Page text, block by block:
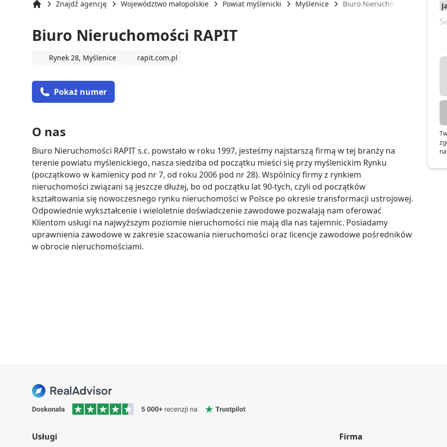
Znajdź agencję Województwo małopolskie Powiat myślenicki Myślenice Biuro Nieruchomości RAPIT
Biuro Nieruchomości RAPIT
Rynek 28, Myślenice rapit.com.pl
Pokaż numer
O nas
Biuro Nieruchomości RAPIT s.c. powstało w roku 1997, jesteśmy najstarszą firmą w tej branży na
terenie powiatu myślenickiego, nasza siedziba od początku mieści się przy myślenickim Rynku
(początkowo w kamienicy pod nr 7, od roku 2006 pod nr 28). Wspólnicy firmy z rynkiem
nieruchomości związani są jeszcze dłużej, bo od początku lat 90-tych, czyli od początków
kształtowania się nowoczesnego rynku nieruchomości w Polsce po okresie transformacji ustrojowej.
Odpowiednie wykształcenie i wieloletnie doświadczenie zawodowe pozwalają nam oferować
Klientom usługi na najwyższym poziomie nieruchomości nie mają dla nas tajemnic. Posiadamy
uprawnienia zawodowe w zakresie szacowania nieruchomości oraz licencje zawodowe pośredników
w obrocie nieruchomościami.
Usługi Firma